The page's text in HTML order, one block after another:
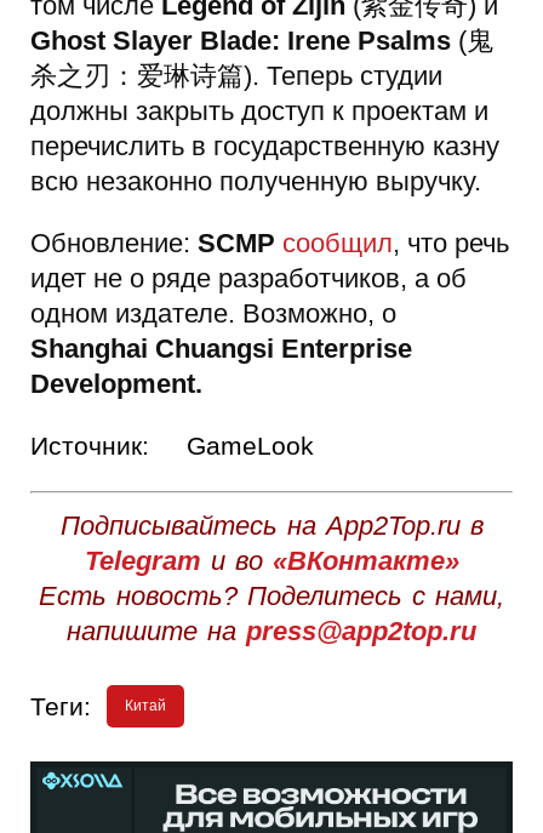
Ghost Slayer Blade: Irene Psalms (鬼
杀之刃：爱琳诗篇). Теперь студии
должны закрыть доступ к проектам и
перечислить в государственную казну
всю незаконно полученную выручку.
Обновление: SCMP сообщил, что речь
идет не о ряде разработчиков, а об
одном издателе. Возможно, о
Shanghai Chuangsi Enterprise
Development.
Источник: GameLook
Подписывайтесь на App2Top.ru в
Telegram и во «ВКонтакте»
Есть новость? Поделитесь с нами,
напишите на press@app2top.ru
Теги: Китай